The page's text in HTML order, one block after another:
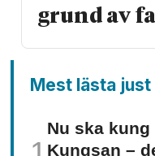
grund av
Mest lästa just
Nu ska
Kungsan –